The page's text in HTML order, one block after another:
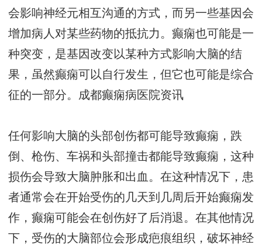
会影响神经元相互沟通的方式，而另一些基因会
增加病人对某些药物的抵抗力。癫痫也可能是一
种突变，是基因改变以某种方式影响大脑的结
果，虽然癫痫可以自行发生，但它也可能是综合
征的一部分。 成都癫痫病医院资讯
任何影响大脑的头部创伤都可能导致癫痫，跌
倒、枪伤、车祸和头部撞击都能导致癫痫，这种
损伤会导致大脑肿胀和出血。在这种情况下，患
者通常会在开始受伤的几天到几周后开始癫痫发
作，癫痫可能会在创伤好了后消退。在其他情况
下，受伤的大脑部位会形成疤痕组织，破坏神经